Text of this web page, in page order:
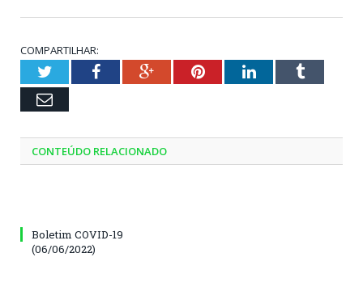
COMPARTILHAR:
TwitterFacebookGoogle+PinterestLinkedInTumblr
Email
CONTEÚDO RELACIONADO
Boletim COVID-19
(06/06/2022)